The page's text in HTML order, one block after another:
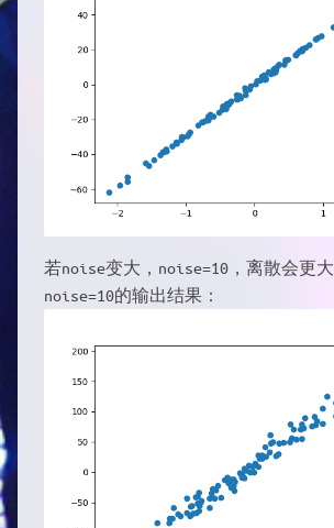
若noise变大，noise=10，离散会更大
noise=10的输出结果：